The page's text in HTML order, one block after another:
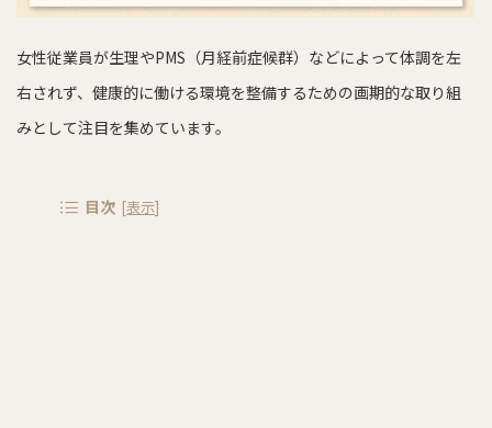
女性従業員が生理やPMS（月経前症候群）などによって体調を左
右されず、健康的に働ける環境を整備するための画期的な取り組
みとして注目を集めています。
目次 [表示]